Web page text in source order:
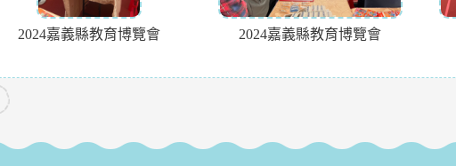
2024嘉義縣教育博覽會 2024嘉義縣教育博覽會